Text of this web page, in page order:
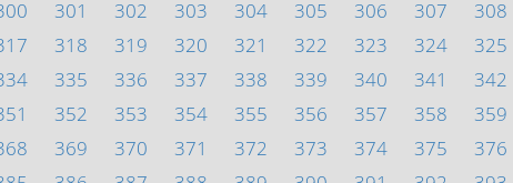
301 302 303 304 305 306 307 308
318 319 320 321 322 323 324 325
335 336 337 338 339 340 341 342
352 353 354 355 356 357 358 359
369 370 371 372 373 374 375 376